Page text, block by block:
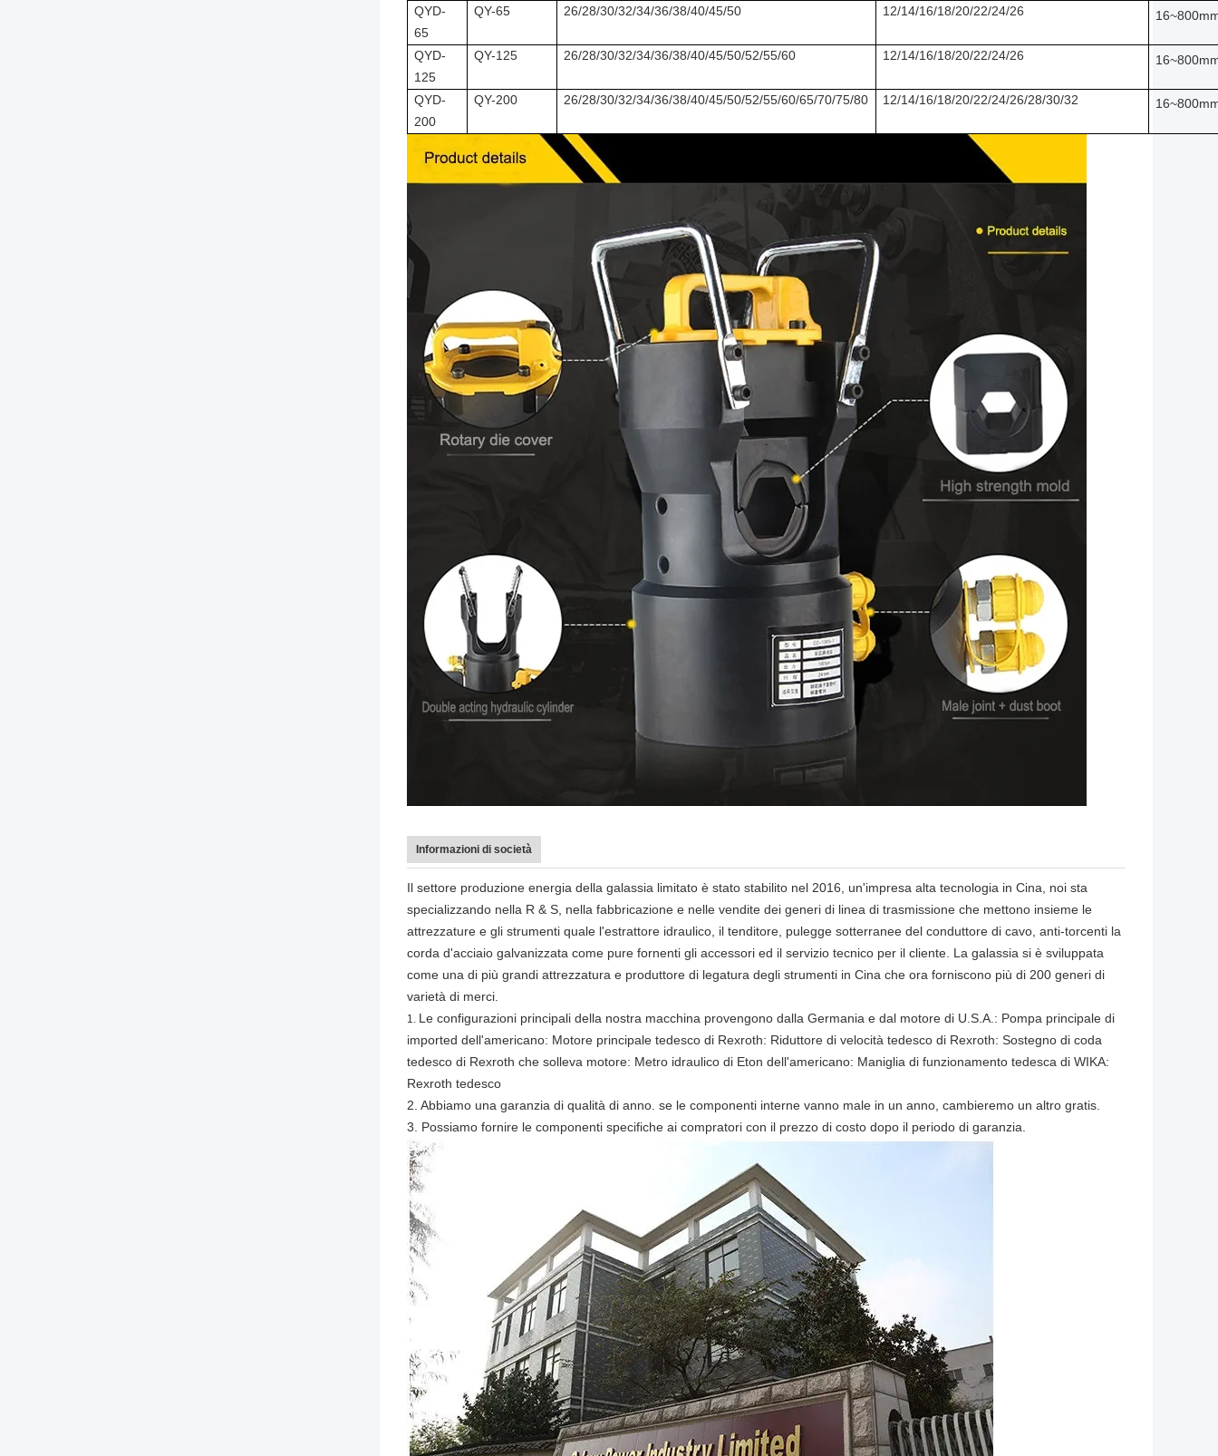
QYD-
65
QY-65 26/28/30/32/34/36/38/40/45/50 12/14/16/18/20/22/24/26
QYD-
125
QY-125 26/28/30/32/34/36/38/40/45/50/52/55/60 12/14/16/18/20/22/24/26
QYD-
200
QY-200 26/28/30/32/34/36/38/40/45/50/52/55/60/65/70/75/80 12/14/16/18/20/22/24/26/28/30/32
Informazioni di società
Il settore produzione energia della galassia limitato è stato stabilito nel 2016, un'impresa alta tecnologia in Cina, noi sta
specializzando nella R & S, nella fabbricazione e nelle vendite dei generi di linea di trasmissione che mettono insieme le
attrezzature e gli strumenti quale l'estrattore idraulico, il tenditore, pulegge sotterranee del conduttore di cavo, anti-torcenti la
corda d'acciaio galvanizzata come pure fornenti gli accessori ed il servizio tecnico per il cliente. La galassia si è sviluppata
come una di più grandi attrezzatura e produttore di legatura degli strumenti in Cina che ora forniscono più di 200 generi di
varietà di merci.
1. Le configurazioni principali della nostra macchina provengono dalla Germania e dal motore di U.S.A.: Pompa principale di
imported dell'americano: Motore principale tedesco di Rexroth: Riduttore di velocità tedesco di Rexroth: Sostegno di coda
tedesco di Rexroth che solleva motore: Metro idraulico di Eton dell'americano: Maniglia di funzionamento tedesca di WIKA:
Rexroth tedesco
2. Abbiamo una garanzia di qualità di anno. se le componenti interne vanno male in un anno, cambieremo un altro gratis.
3. Possiamo fornire le componenti specifiche ai compratori con il prezzo di costo dopo il periodo di garanzia.